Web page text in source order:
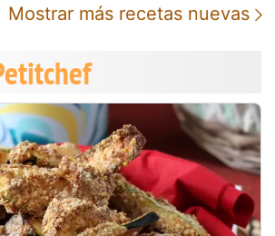
Mostrar más recetas nuevas